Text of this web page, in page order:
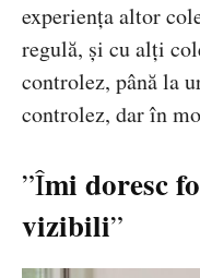
experiența altor
regulă, și cu alți
controlez, până la
controlez, dar în
”Îmi doresc
vizibili”